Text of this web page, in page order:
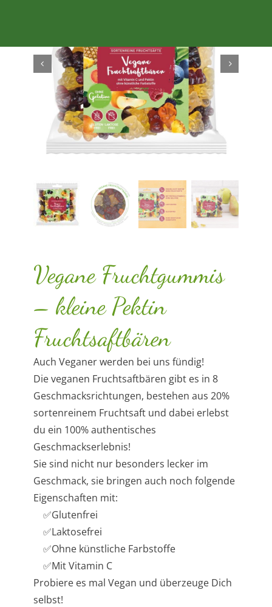
Vegane Fruchtgummis
– kleine Pektin
Fruchtsaftbären
Auch Veganer werden bei uns fündig!
Die veganen Fruchtsaftbären gibt es in 8
Geschmacksrichtungen, bestehen aus 20%
sortenreinem Fruchtsaft und dabei erlebst
du ein 100% authentisches
Geschmackserlebnis!
Sie sind nicht nur besonders lecker im
Geschmack, sie bringen auch noch folgende
Eigenschaften mit:
✅Glutenfrei
✅Laktosefrei
✅Ohne künstliche Farbstoffe
✅Mit Vitamin C
Probiere es mal Vegan und überzeuge Dich
selbst!